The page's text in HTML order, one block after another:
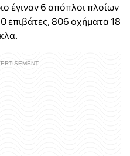
έγιναν 6 απόπλοι πλοίων
επιβάτες, 806 οχήματα 18